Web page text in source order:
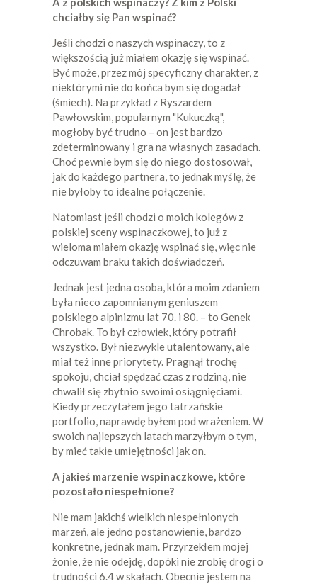
chciałby się Pan wspinać?
Jeśli chodzi o naszych wspinaczy, to z
większością już miałem okazję się wspinać.
Być może, przez mój specyficzny charakter, z
niektórymi nie do końca bym się dogadał
(śmiech). Na przykład z Ryszardem
Pawłowskim, popularnym "Kukuczką",
mogłoby być trudno – on jest bardzo
zdeterminowany i gra na własnych zasadach.
Choć pewnie bym się do niego dostosował,
jak do każdego partnera, to jednak myślę, że
nie byłoby to idealne połączenie.
Natomiast jeśli chodzi o moich kolegów z
polskiej sceny wspinaczkowej, to już z
wieloma miałem okazję wspinać się, więc nie
odczuwam braku takich doświadczeń.
Jednak jest jedna osoba, która moim zdaniem
była nieco zapomnianym geniuszem
polskiego alpinizmu lat 70. i 80. – to Genek
Chrobak. To był człowiek, który potrafił
wszystko. Był niezwykle utalentowany, ale
miał też inne priorytety. Pragnął trochę
spokoju, chciał spędzać czas z rodziną, nie
chwalił się zbytnio swoimi osiągnięciami.
Kiedy przeczytałem jego tatrzańskie
portfolio, naprawdę byłem pod wrażeniem. W
swoich najlepszych latach marzyłbym o tym,
by mieć takie umiejętności jak on.
A jakieś marzenie wspinaczkowe, które
pozostało niespełnione?
Nie mam jakichś wielkich niespełnionych
marzeń, ale jedno postanowienie, bardzo
konkretne, jednak mam. Przyrzekłem mojej
żonie, że nie odejdę, dopóki nie zrobię drogi o
trudności 6.4 w skałach. Obecnie jestem na